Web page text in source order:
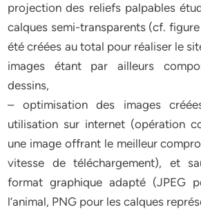
projection des reliefs palpables
calques semi-transparents (cf.
été créées au total pour réaliser le
images étant par ailleurs
dessins,
– optimisation des images
utilisation sur internet (opération
une image offrant le meilleur
vitesse de téléchargement), et
format graphique adapté (JPEG
l’animal, PNG pour les calques